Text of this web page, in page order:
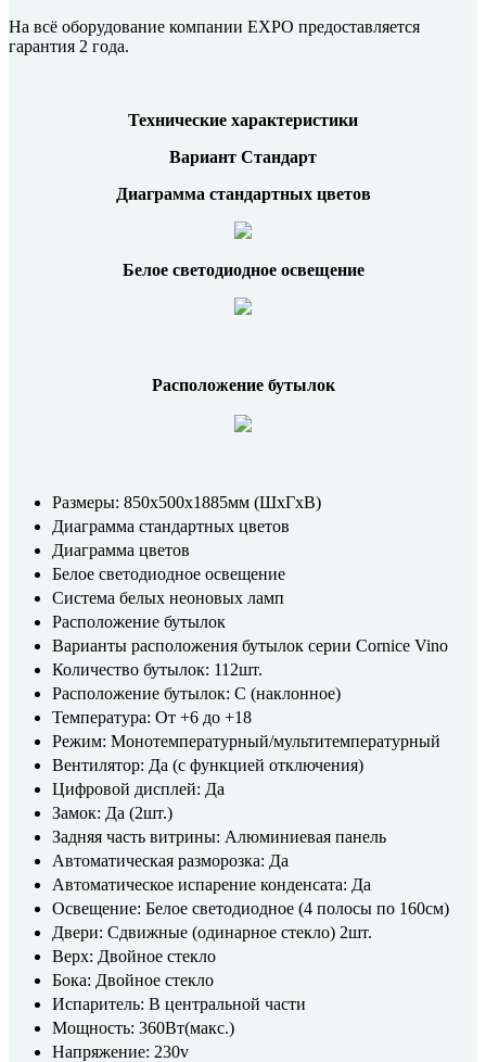
На всё оборудование компании EXPO предоставляется
гарантия 2 года.
Технические характеристики
Вариант Стандарт
Диаграмма стандартных цветов
Белое светодиодное освещение
Расположение бутылок
Размеры: 850x500x1885мм (ШхГхВ)
Диаграмма стандартных цветов
Диаграмма цветов
Белое светодиодное освещение
Система белых неоновых ламп
Расположение бутылок
Варианты расположения бутылок серии Cornice Vino
Количество бутылок: 112шт.
Расположение бутылок: С (наклонное)
Температура: От +6 до +18
Режим: Монотемпературный/мультитемпературный
Вентилятор: Да (с функцией отключения)
Цифровой дисплей: Да
Замок: Да (2шт.)
Задняя часть витрины: Алюминиевая панель
Автоматическая разморозка: Да
Автоматическое испарение конденсата: Да
Освещение: Белое светодиодное (4 полосы по 160см)
Двери: Сдвижные (одинарное стекло) 2шт.
Верх: Двойное стекло
Бока: Двойное стекло
Испаритель: В центральной части
Мощность: 360Вт(макс.)
Напряжение: 230v